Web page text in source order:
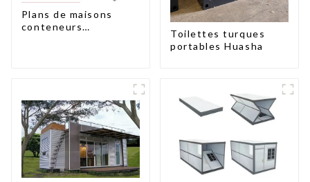
Plans de maisons
conteneurs
Toilettes turques
portables Huasha